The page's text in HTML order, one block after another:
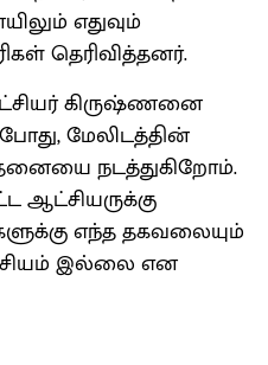
எதுவும்
தெரிவித்தனர்.
கிருஷ்ணனை
மேலிடத்தின்
நடத்துகிறோம்.
எந்த தகவலையும்
இல்லை என